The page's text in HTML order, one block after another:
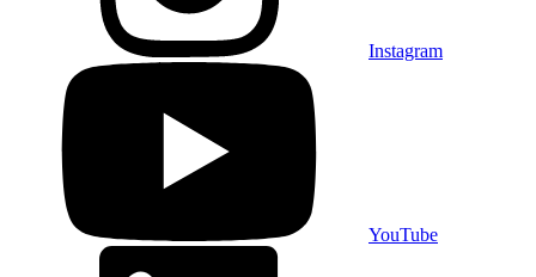
Instagram
YouTube